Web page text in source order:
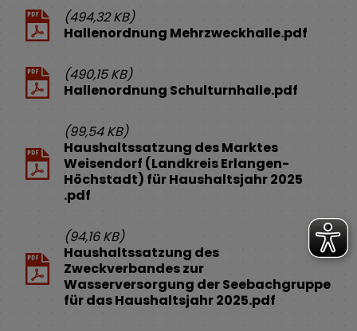
(494,32 KB)
Hallenordnung Mehrzweckhalle.pdf
(490,15 KB)
Hallenordnung Schulturnhalle.pdf
(99,54 KB)
Haushaltssatzung des Marktes
Weisendorf (Landkreis Erlangen-
Höchstadt) für Haushaltsjahr 2025
.pdf
(94,16 KB)
Haushaltssatzung des
Zweckverbandes zur
Wasserversorgung der Seebachgruppe
für das Haushaltsjahr 2025.pdf